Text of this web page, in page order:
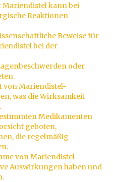
kann bei
Reaktionen
Beweise für
bei der
oder
von Mariendistel-
was die Wirksamkeit
Medikamenten
geboten,
die regelmäßig
von Mariendistel-
Auswirkungen haben und